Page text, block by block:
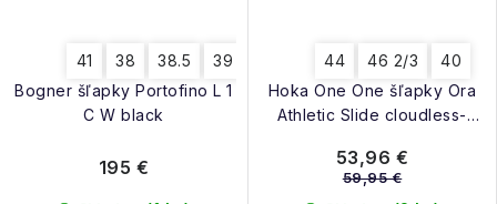
Bogner šľapky Portofino L 1
C W black
41 38 38.5 39 40.5 39.5
195 €
Hoka One One šľapky Ora
Athletic Slide cloudless-
44 46 2/3 40
53,96 €
59,95 €